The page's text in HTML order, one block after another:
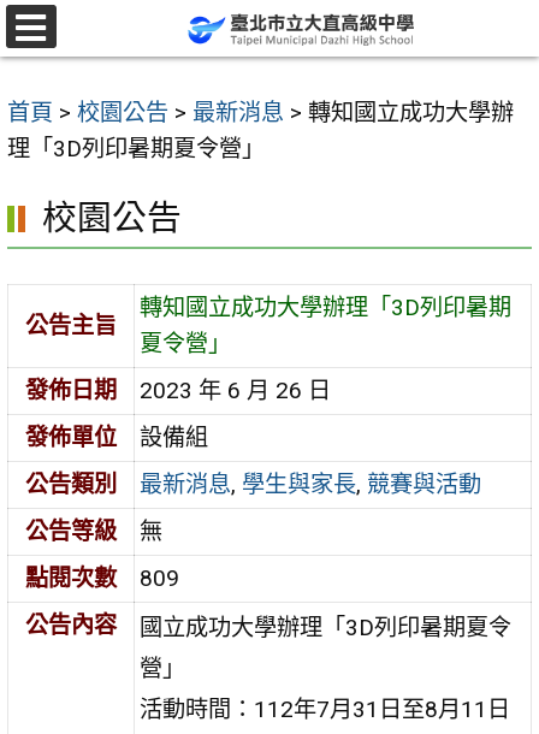
跳
至
要
內
區
首頁 > 校園公告 > 最新消息 > 轉知國立成功大學辦
理「3D列印暑期夏令營」
校園公告
公告主旨
轉知國立成功大學辦理「3D列印暑期
夏令營」
發佈日期
2023 年 6 月 26 日
發佈單位
設備組
公告類別
最新消息, 學生與家長, 競賽與活動
公告等級
無
點閱次數
809
公告內容
國立成功大學辦理「3D列印暑期夏令
營」
活動時間：112年7月31日至8月11日
選
單